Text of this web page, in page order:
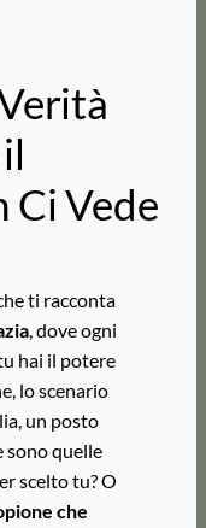
Ci Vede
ti racconta
, dove ogni
hai il potere
lo scenario
un posto
sono quelle
scelto tu? O
che